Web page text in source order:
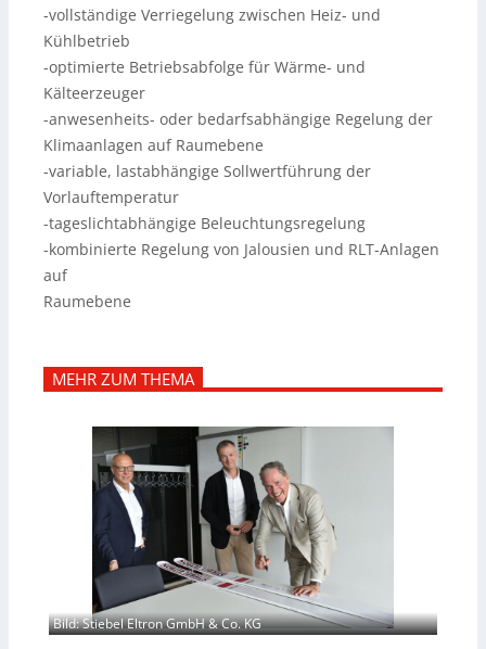
-vollständige Verriegelung zwischen Heiz- und
Kühlbetrieb
-optimierte Betriebsabfolge für Wärme- und
Kälteerzeuger
-anwesenheits- oder bedarfsabhängige Regelung der
Klimaanlagen auf Raumebene
-variable, lastabhängige Sollwertführung der
Vorlauftemperatur
-tageslichtabhängige Beleuchtungsregelung
-kombinierte Regelung von Jalousien und RLT-Anlagen
auf
Raumebene
MEHR ZUM THEMA
Bild: Stiebel Eltron GmbH & Co. KG